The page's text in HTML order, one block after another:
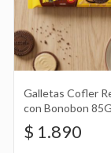
Galletas Cofler
con Bonobon
$ 1.890